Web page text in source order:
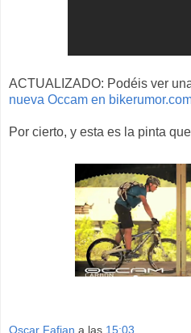
ACTUALIZADO: Podéis ver
nueva Occam en
Por cierto, y esta es la pinta
Oscar Fafian a las 15:03